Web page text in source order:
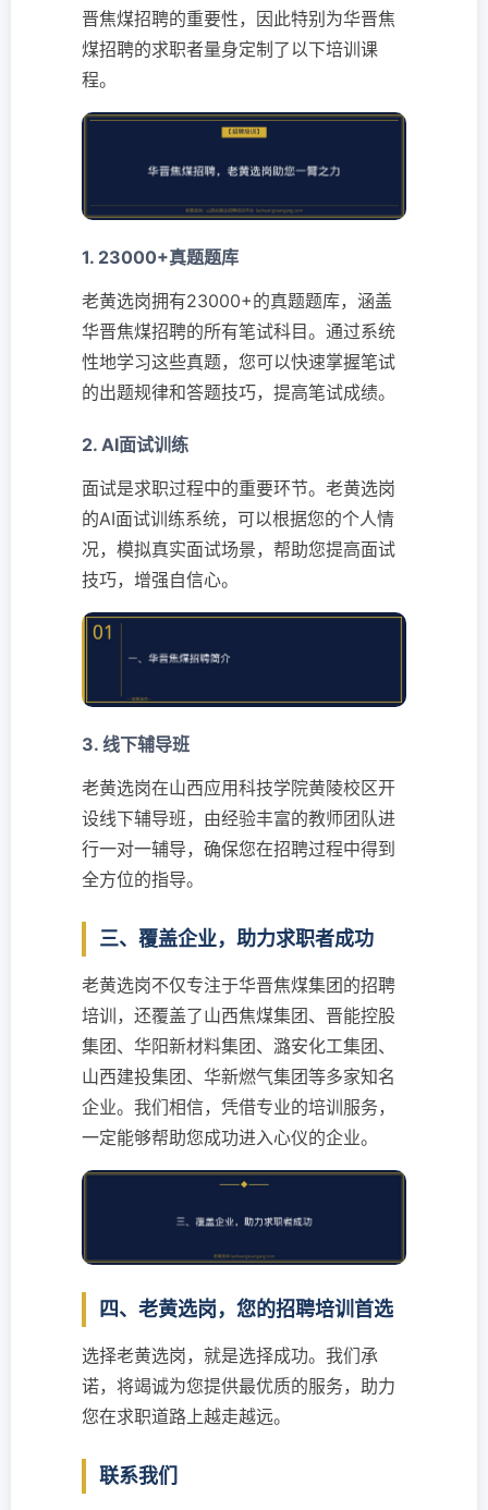
晋焦煤招聘的重要性，因此特别为华晋焦
煤招聘的求职者量身定制了以下培训课
程。
1. 23000+真题题库
老黄选岗拥有23000+的真题题库，涵盖
华晋焦煤招聘的所有笔试科目。通过系统
性地学习这些真题，您可以快速掌握笔试
的出题规律和答题技巧，提高笔试成绩。
2. AI面试训练
面试是求职过程中的重要环节。老黄选岗
的AI面试训练系统，可以根据您的个人情
况，模拟真实面试场景，帮助您提高面试
技巧，增强自信心。
3. 线下辅导班
老黄选岗在山西应用科技学院黄陵校区开
设线下辅导班，由经验丰富的教师团队进
行一对一辅导，确保您在招聘过程中得到
全方位的指导。
三、覆盖企业，助力求职者成功
老黄选岗不仅专注于华晋焦煤集团的招聘
培训，还覆盖了山西焦煤集团、晋能控股
集团、华阳新材料集团、潞安化工集团、
山西建投集团、华新燃气集团等多家知名
企业。我们相信，凭借专业的培训服务，
一定能够帮助您成功进入心仪的企业。
四、老黄选岗，您的招聘培训首选
选择老黄选岗，就是选择成功。我们承
诺，将竭诚为您提供最优质的服务，助力
您在求职道路上越走越远。
联系我们